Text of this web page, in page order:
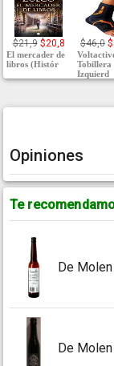
$21,9 $20,8
El mercader de
libros (Histór
$46,0
Tobillera
Izquierd
Opiniones
Te
De
De